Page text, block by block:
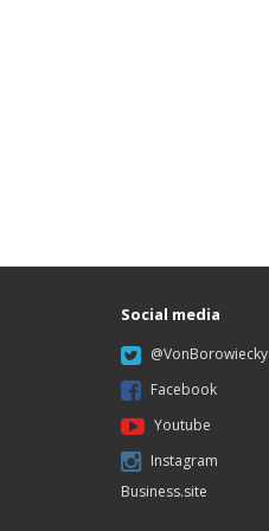
Social media
@VonBorowiecky
Facebook
Youtube
Instagram
Business.site